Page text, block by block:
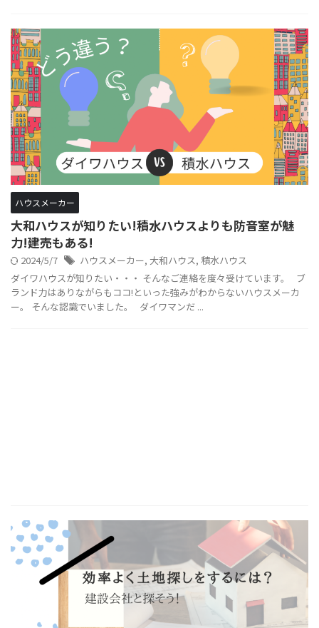
ハウスメーカー
大和ハウスが知りたい!積水ハウスよりも防音室が魅
力!建売もある!
2024/5/7 ハウスメーカー, 大和ハウス, 積水ハウス
ダイワハウスが知りたい・・・ そんなご連絡を度々受けています。 ブ
ランド力はありながらもココ!といった強みがわからないハウスメーカ
ー。 そんな認識でいました。 ダイワマンだ ...